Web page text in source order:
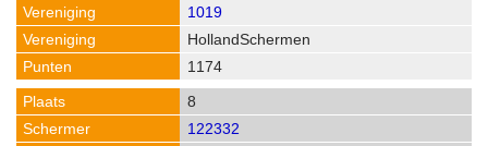
1019
HollandSchermen
1174
8
122332